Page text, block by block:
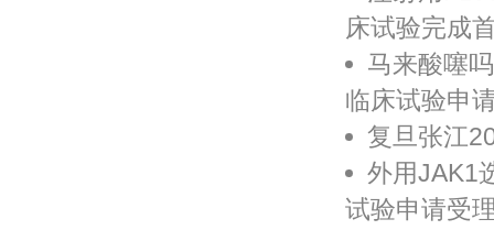
床试验完成
马来酸噻
临床试验申
复旦张江
外用JAK1
试验申请受